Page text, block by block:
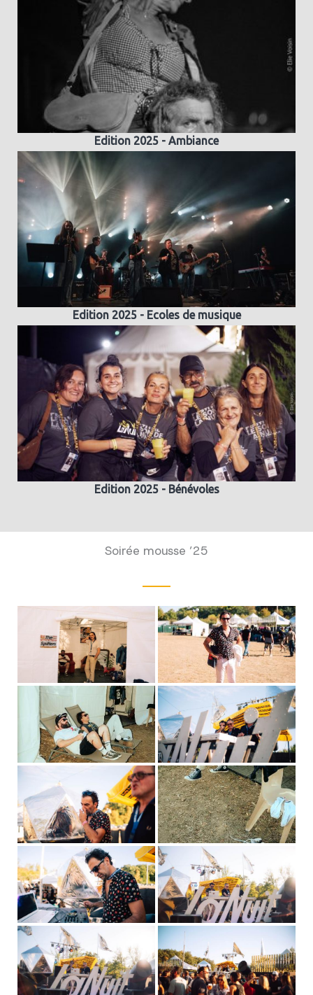
Edition 2025 - Ambiance
Edition 2025 - Ecoles de musique
Edition 2025 - Bénévoles
Soirée mousse ’25